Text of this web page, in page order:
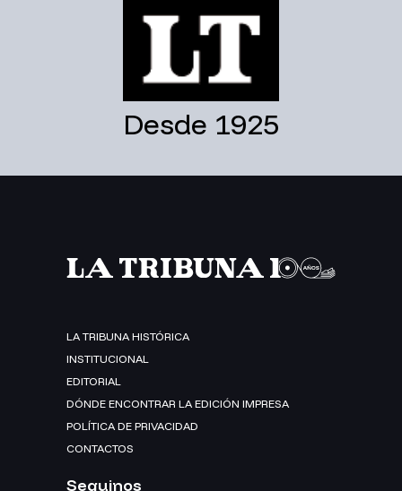
Desde 1925
LA TRIBUNA HISTÓRICA
INSTITUCIONAL
EDITORIAL
DÓNDE ENCONTRAR LA EDICIÓN IMPRESA
POLÍTICA DE PRIVACIDAD
CONTACTOS
Seguinos